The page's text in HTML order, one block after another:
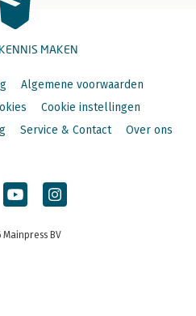
MAKEN
Algemene voorwaarden
Cookie instellingen
Service & Contact Over ons
Mainpress BV